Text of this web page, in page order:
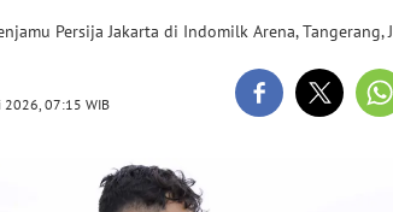
Persija Jakarta di Indomilk Arena,
2026, 07:15 WIB